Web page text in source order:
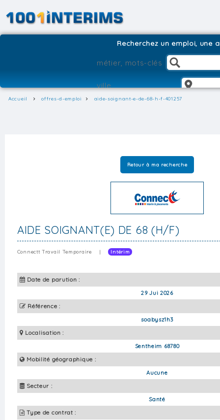
Recherchez un emploi, une
Accueil offres-d-emploi aide-soignant-e-de-68-h-f-401257
Retour à ma recherche
AIDE SOIGNANT(E) DE 68 (H/F)
Connectt Travail Temporaire | Intérim
Date de parution :
29 Jui 2026
Référence :
soabysz1h3
Localisation :
Sentheim 68780
Mobilité géographique :
Aucune
Secteur :
Santé
Type de contrat :